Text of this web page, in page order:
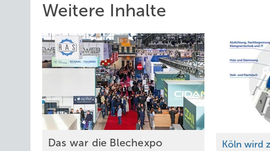
Weitere Inhalte
Das war die Blechexpo
Köln wird